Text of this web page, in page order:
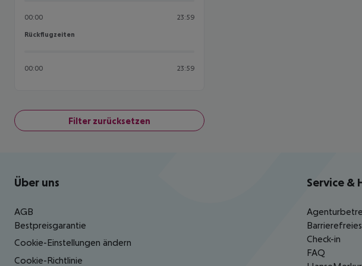
00:00 23:59
Rückflugzeiten
Rückflugzeiten
00:00 23:59
Filter zurücksetzen
Footer navigation
Über uns
AGB
Bestpreisgarantie
Cookie-Einstellungen ändern
Cookie-Richtlinie
Service &
Check-in
FAQ